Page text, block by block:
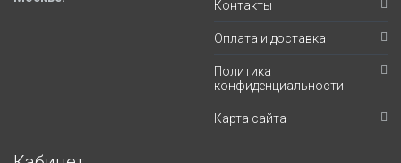
Контакты
Оплата и доставка
Политика
конфиденциальности
Карта сайта